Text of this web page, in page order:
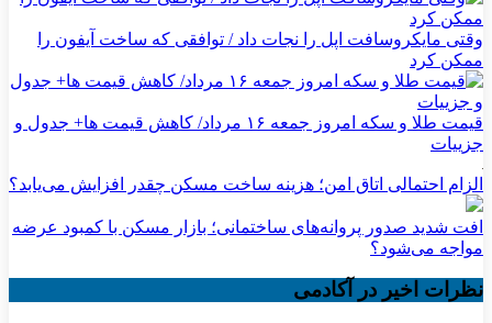
وقتی مایکروسافت اپل را نجات داد / توافقی که ساخت آیفون را
ممکن کرد
قیمت طلا و سکه امروز جمعه ۱۶ مرداد/ کاهش قیمت ها+ جدول و
جزییات
الزام احتمالی اتاق امن؛ هزینه ساخت مسکن چقدر افزایش می‌یابد؟
افت شدید صدور پروانه‌های ساختمانی؛ بازار مسکن با کمبود عرضه
مواجه می‌شود؟
نظرات اخیر در آکادمی